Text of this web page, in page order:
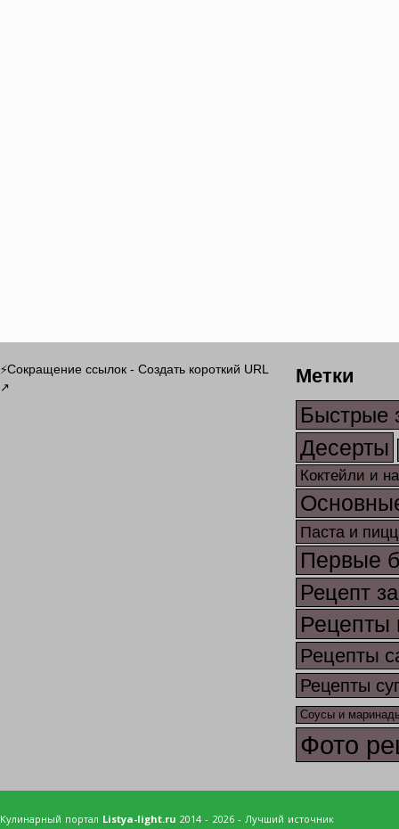
⚡Сокращение ссылок - Создать короткий URL
↗ Метки
Быстрые
Десерты
Коктейли и
Паста и
Первые
Рецепт
Рецепты
Рецепты
Рецепты
Соусы и
Фото
Кулинарный портал Listya-light.ru 2014 - 2026 - Лучший источник